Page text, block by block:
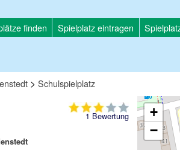
finden Spielplatz eintragen
> Schulspielplatz
1Bewertung
+
−